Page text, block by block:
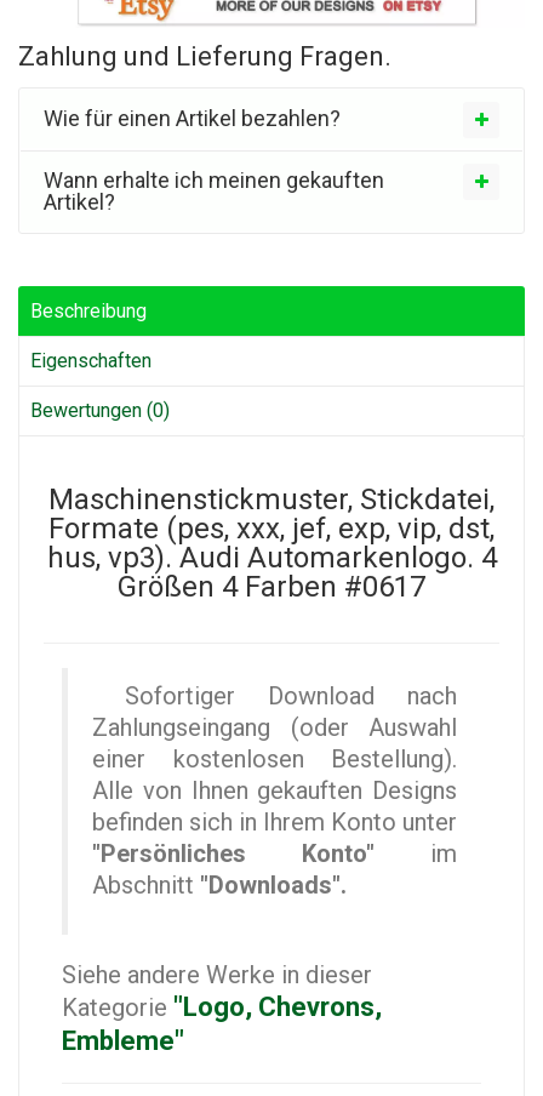
Zahlung und Lieferung Fragen.
Wie für einen Artikel bezahlen?
Wann erhalte ich meinen gekauften
Artikel?
Beschreibung
Eigenschaften
Bewertungen (0)
Maschinenstickmuster, Stickdatei,
Formate (pes, xxx, jef, exp, vip, dst,
hus, vp3). Audi Automarkenlogo. 4
Größen 4 Farben #0617
Sofortiger Download nach
Zahlungseingang (oder Auswahl
einer kostenlosen Bestellung).
Alle von Ihnen gekauften Designs
befinden sich in Ihrem Konto unter
"Persönliches Konto" im
Abschnitt "Downloads".
Siehe andere Werke in dieser
Kategorie "Logo, Chevrons,
Embleme"